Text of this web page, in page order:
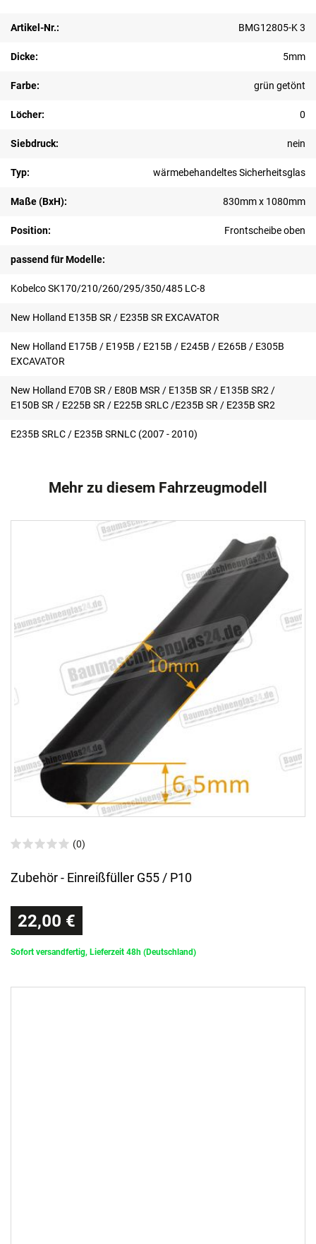
Artikel-Nr.: BMG12805-K 3
Dicke: 5mm
Farbe: grün getönt
Löcher: 0
Siebdruck: nein
Typ: wärmebehandeltes Sicherheitsglas
Maße (BxH): 830mm x 1080mm
Position: Frontscheibe oben
passend für Modelle:
Kobelco SK170/210/260/295/350/485 LC-8
New Holland E135B SR / E235B SR EXCAVATOR
New Holland E175B / E195B / E215B / E245B / E265B / E305B
EXCAVATOR
New Holland E70B SR / E80B MSR / E135B SR / E135B SR2 /
E150B SR / E225B SR / E225B SRLC /E235B SR / E235B SR2
E235B SRLC / E235B SRNLC (2007 - 2010)
Mehr zu diesem Fahrzeugmodell
(0)
Zubehör - Einreißfüller G55 / P10
22,00 €
Sofort versandfertig, Lieferzeit 48h (Deutschland)